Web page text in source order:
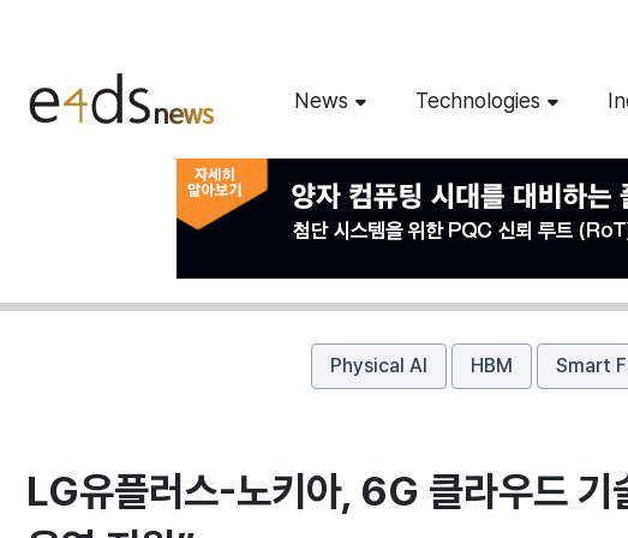
News Technologies
Physical AI HBM Smart
LG유플러스-노키아, 6G 클라우드